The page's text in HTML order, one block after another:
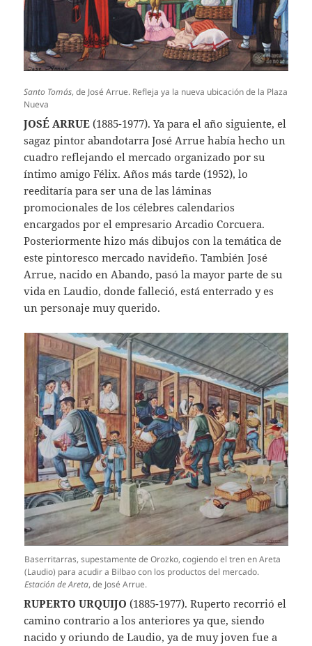
Santo Tomás, de José Arrue. Refleja ya la nueva ubicación de la Plaza
Nueva
JOSÉ ARRUE(1885-1977). Ya para el año siguiente, el
sagaz pintor abandotarra José Arrue había hecho un
cuadro reflejando el mercado organizado por su
íntimo amigo Félix. Años más tarde (1952), lo
reeditaría para ser una de las láminas
promocionales de los célebres calendarios
encargados por el empresario Arcadio Corcuera.
Posteriormente hizo más dibujos con la temática de
este pintoresco mercado navideño. También José
Arrue, nacido en Abando, pasó la mayor parte de su
vida en Laudio, donde falleció, está enterrado y es
un personaje muy querido.
Baserritarras, supestamente de Orozko, cogiendo el tren en Areta
(Laudio) para acudir a Bilbao con los productos del mercado.
Estación de Areta, de José Arrue.
RUPERTO URQUIJO (1885-1977). Ruperto recorrió el
camino contrario a los anteriores ya que, siendo
nacido y oriundo de Laudio, ya de muy joven fue a